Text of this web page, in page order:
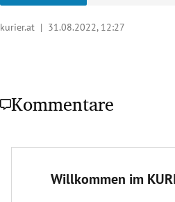
kurier.at | 31.08.2022, 12:27
Kommentare